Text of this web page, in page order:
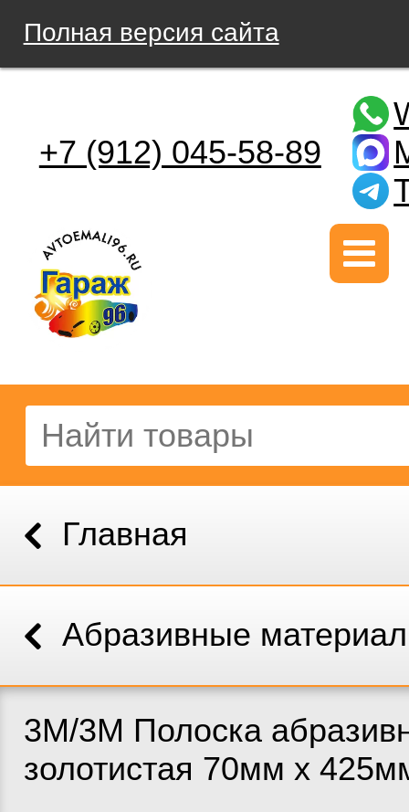
Полная версия сайта
+7 (912) 045-58-89
Главная
Абразивные
3M/3М Полоска
золотистая 70мм x